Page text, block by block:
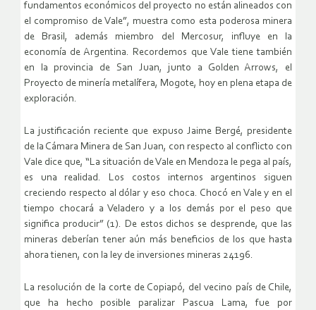
fundamentos económicos del proyecto no están alineados con
el compromiso de Vale”, muestra como esta poderosa minera
de Brasil, además miembro del Mercosur, influye en la
economía de Argentina. Recordemos que Vale tiene también
en la provincia de San Juan, junto a Golden Arrows, el
Proyecto de minería metalífera, Mogote, hoy en plena etapa de
exploración.
La justificación reciente que expuso Jaime Bergé, presidente
de la Cámara Minera de San Juan, con respecto al conflicto con
Vale dice que, “La situación de Vale en Mendoza le pega al país,
es una realidad. Los costos internos argentinos siguen
creciendo respecto al dólar y eso choca. Chocó en Vale y en el
tiempo chocará a Veladero y a los demás por el peso que
significa producir” (1). De estos dichos se desprende, que las
mineras deberían tener aún más beneficios de los que hasta
ahora tienen, con la ley de inversiones mineras 24196.
La resolución de la corte de Copiapó, del vecino país de Chile,
que ha hecho posible paralizar Pascua Lama, fue por